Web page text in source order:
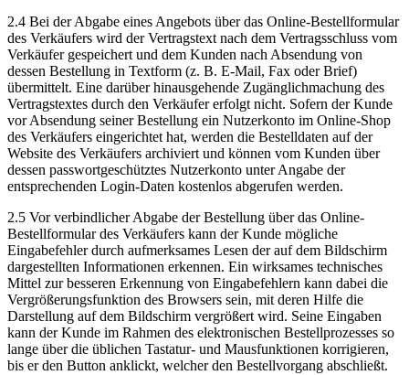
2.4 Bei der Abgabe eines Angebots über das Online-Bestellformular
des Verkäufers wird der Vertragstext nach dem Vertragsschluss vom
Verkäufer gespeichert und dem Kunden nach Absendung von
dessen Bestellung in Textform (z. B. E-Mail, Fax oder Brief)
übermittelt. Eine darüber hinausgehende Zugänglichmachung des
Vertragstextes durch den Verkäufer erfolgt nicht. Sofern der Kunde
vor Absendung seiner Bestellung ein Nutzerkonto im Online-Shop
des Verkäufers eingerichtet hat, werden die Bestelldaten auf der
Website des Verkäufers archiviert und können vom Kunden über
dessen passwortgeschütztes Nutzerkonto unter Angabe der
entsprechenden Login-Daten kostenlos abgerufen werden.
2.5 Vor verbindlicher Abgabe der Bestellung über das Online-
Bestellformular des Verkäufers kann der Kunde mögliche
Eingabefehler durch aufmerksames Lesen der auf dem Bildschirm
dargestellten Informationen erkennen. Ein wirksames technisches
Mittel zur besseren Erkennung von Eingabefehlern kann dabei die
Vergrößerungsfunktion des Browsers sein, mit deren Hilfe die
Darstellung auf dem Bildschirm vergrößert wird. Seine Eingaben
kann der Kunde im Rahmen des elektronischen Bestellprozesses so
lange über die üblichen Tastatur- und Mausfunktionen korrigieren,
bis er den Button anklickt, welcher den Bestellvorgang abschließt.